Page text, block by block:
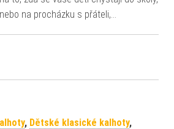
na procházku s přáteli,…
, Dětské klasické kalhoty,